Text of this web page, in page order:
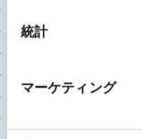
統計
マーケティング
金属アレルギ
せんか? 膝や股